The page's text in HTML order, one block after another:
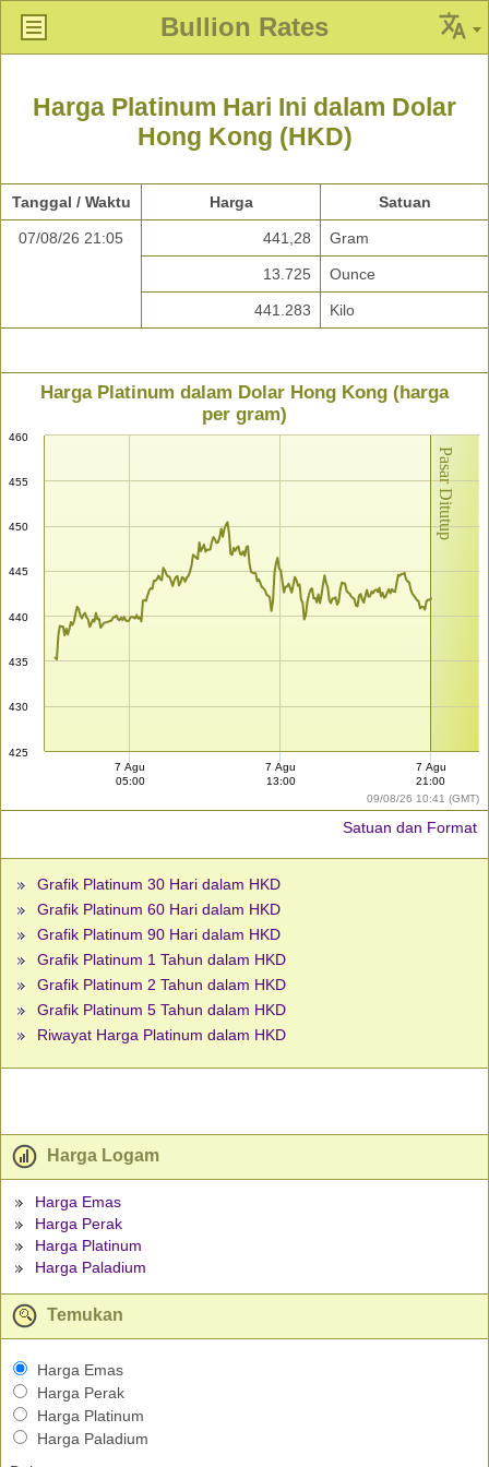
Bullion Rates
Harga Platinum Hari Ini dalam Dolar
Hong Kong (HKD)
Tanggal / Waktu Harga Satuan
07/08/26 21:05 441,28 Gram
13.725 Ounce
441.283 Kilo
Pasar Ditutup
09/08/26 10:41 (GMT)
Harga Platinum dalam Dolar Hong Kong (harga
per gram)
425
430
435
440
445
450
455
460
7 Agu
05:00
7 Agu
13:00
7 Agu
21:00
Satuan dan Format
Grafik Platinum 30 Hari dalam HKD
Grafik Platinum 60 Hari dalam HKD
Grafik Platinum 90 Hari dalam HKD
Grafik Platinum 1 Tahun dalam HKD
Grafik Platinum 2 Tahun dalam HKD
Grafik Platinum 5 Tahun dalam HKD
Riwayat Harga Platinum dalam HKD
Harga Logam
Harga Emas
Harga Perak
Harga Platinum
Harga Paladium
Temukan
Harga Emas
Harga Perak
Harga Platinum
Harga Paladium